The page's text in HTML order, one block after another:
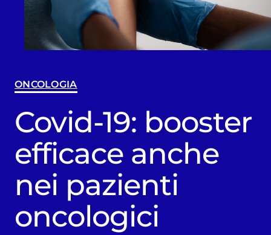
ONCOLOGIA
Covid-19: booster
efficace anche
nei pazienti
oncologici